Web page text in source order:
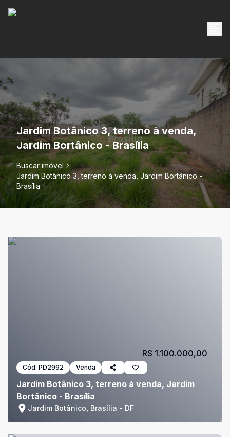
Jardim Botânico 3, terreno à venda,
Jardim Bortânico - Brasília
Buscar imóvel
Jardim Botânico 3, terreno à venda, Jardim Bortânico -
Brasília
Cód: PD2992 Venda
Jardim Botânico 3, terreno à venda, Jardim
Bortânico - Brasília
Jardim Botânico, Brasília - DF
R$ 1.100.000,00